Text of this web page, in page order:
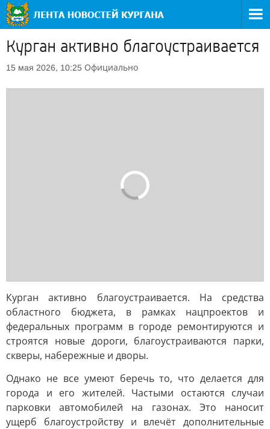
Курган активно благоустраивается
15 мая 2026, 10:25 Официально
Курган активно благоустраивается. На средства
областного бюджета, в рамках нацпроектов и
федеральных программ в городе ремонтируются и
строятся новые дороги, благоустраиваются парки,
скверы, набережные и дворы.
Однако не все умеют беречь то, что делается для
города и его жителей. Частыми остаются случаи
парковки автомобилей на газонах. Это наносит
ущерб благоустройству и влечёт дополнительные